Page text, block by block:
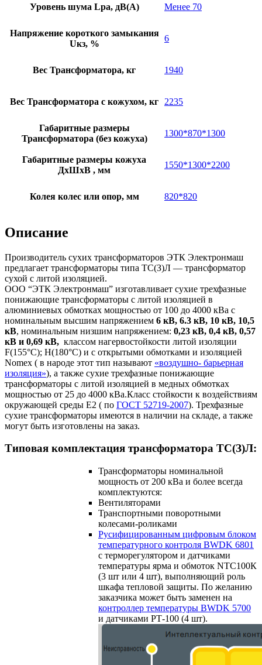
Уровень шума Lpa, дB(A) Менее 70
Напряжение короткого замыкания
Uкз, %
6
Вес Трансформатора, кг 1940
Вес Трансформатора с кожухом, кг 2235
Габаритные размеры
Трансформатора (без кожуха)
1300*870*1300
Габаритные размеры кожуха
ДхШхВ , мм
1550*1300*2200
Колея колес или опор, мм 820*820
Описание
Производитель сухих трансформаторов ЭТК Электронмаш
предлагает трансформаторы типа ТС(З)Л — трансформатор
сухой с литой изоляцией.
ООО “ЭТК Электронмаш” изготавливает сухие трехфазные
понижающие трансформаторы с литой изоляцией в
алюминиевых обмотках мощностью от 100 до 4000 кВа с
номинальным высшим напряжением 6 кВ, 6.3 кВ, 10 кВ, 10,5
кВ, номинальным низшим напряжением: 0,23 кВ, 0,4 кВ, 0,57
кВ и 0,69 кВ, классом нагервостойкости литой изоляции
F(155°C); H(180°C) и c открытыми обмотками и изоляцией
Nomex ( в народе этот тип называют «воздушно- барьерная
изоляция»), а также сухие трехфазные понижающие
трансформаторы с литой изоляцией в медных обмотках
мощностью от 25 до 4000 кВа.Класс стойкости к воздействиям
окружающей среды Е2 ( по ГОСТ 52719-2007). Трехфазные
сухие трансформаторы имеются в наличии на складе, а также
могут быть изготовлены на заказ.
Типовая комплектация трансформатора ТС(З)Л:
Трансформаторы номинальной
мощность от 200 кВа и более всегда
комплектуются:
Вентиляторами
Транспортными поворотными
колесами-роликами
Русифицированным цифровым блоком
температурного контроля BWDK 6801
с терморегулятором и датчиками
температуры ярма и обмоток NTC100К
(3 шт или 4 шт), выполняющий роль
шкафа тепловой защиты. По желанию
заказчика может быть заменен на
контроллер температуры BWDK 5700
и датчиками РТ-100 (4 шт).